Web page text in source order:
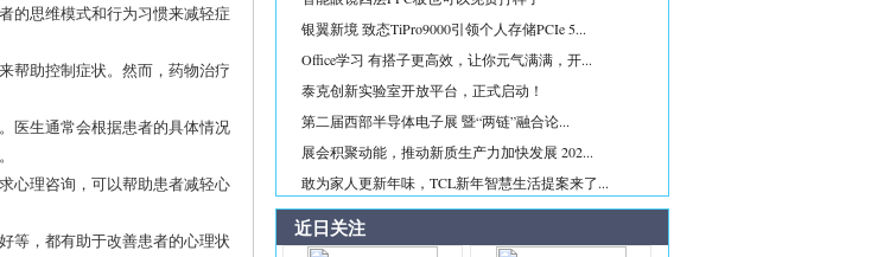
的思维模式和行为习惯来减轻症
帮助控制症状。然而，药物治疗
医生通常会根据患者的具体情况
心理咨询，可以帮助患者减轻心
等，都有助于改善患者的心理状
银翼新境 致态TiPro9000引领个人存储PCIe 5...
Office学习 有搭子更高效，让你元气满满，开...
泰克创新实验室开放平台，正式启动！
第二届西部半导体电子展 暨“两链”融合论...
展会积聚动能，推动新质生产力加快发展 202...
敢为家人更新年味，TCL新年智慧生活提案来了...
近日关注